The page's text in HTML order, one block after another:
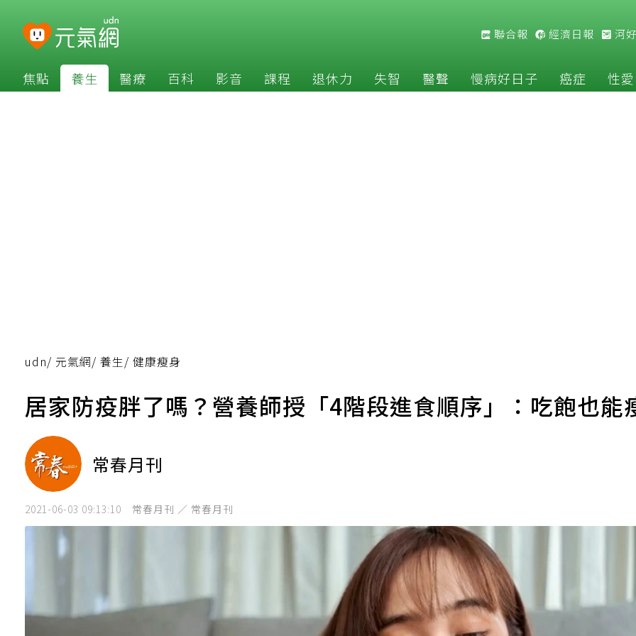
聯合報 經濟日報 河
焦點 養生 醫療 百科 影音 課程 退休力 失智 醫聲 慢病好日子 癌症 性愛
udn/ 元氣網/ 養生/ 健康瘦身
居家防疫胖了嗎？營養師授「4階段進食順序」：吃飽也能
常春月刊
2021-06-03 09:13:10 常春月刊 ／ 常春月刊